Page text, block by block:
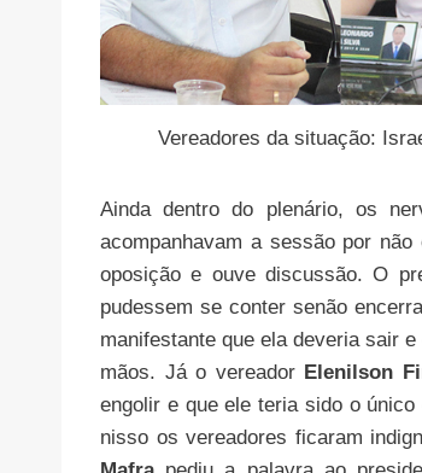
Vereadores da situação:
Ainda dentro do plenário, os
acompanhavam a sessão por
oposição e ouve discussão. O
pudessem se conter senão
manifestante que ela deveria sair
mãos. Já o vereador Elenilson
engolir e que ele teria sido o
nisso os vereadores ficaram